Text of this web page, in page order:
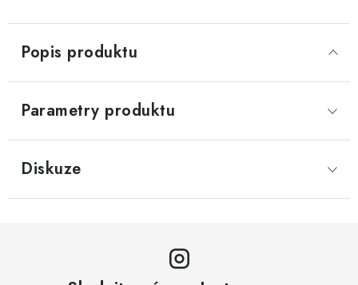
Popis produktu
Parametry produktu
Diskuze